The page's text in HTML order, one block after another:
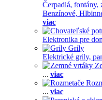
Čerpadlá, fontány,
Benzínové,
viac
Elektronika pre
Grily
Elektrické grily,
... viac
... viac